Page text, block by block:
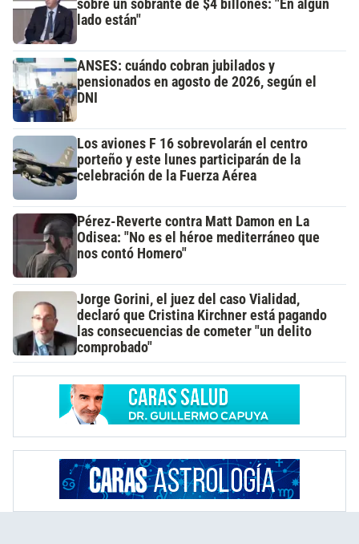
sobre un sobrante de $4 billones: "En algún
lado están"
ANSES: cuándo cobran jubilados y
pensionados en agosto de 2026, según el
DNI
Los aviones F 16 sobrevolarán el centro
porteño y este lunes participarán de la
celebración de la Fuerza Aérea
Pérez-Reverte contra Matt Damon en La
Odisea: "No es el héroe mediterráneo que
nos contó Homero"
Jorge Gorini, el juez del caso Vialidad,
declaró que Cristina Kirchner está pagando
las consecuencias de cometer "un delito
comprobado"